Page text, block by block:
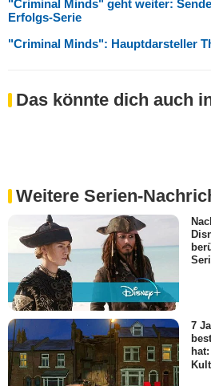
"Criminal Minds" geht weiter:
Erfolgs-Serie
"Criminal Minds": Hauptdarsteller
Das könnte dich auch
Weitere Serien-
7